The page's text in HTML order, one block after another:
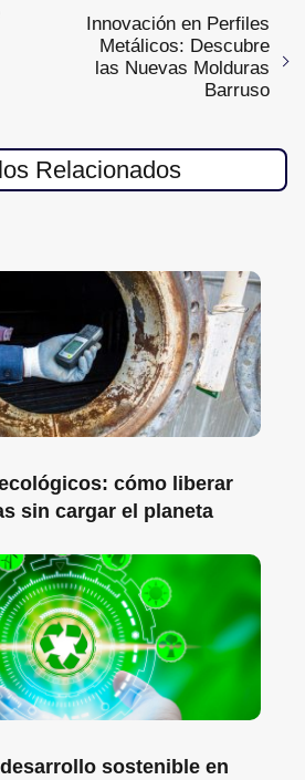
Innovación en Perfiles
Metálicos: Descubre
las Nuevas Molduras
Barruso
Relacionados
cómo liberar
sin cargar el planeta
sostenible en